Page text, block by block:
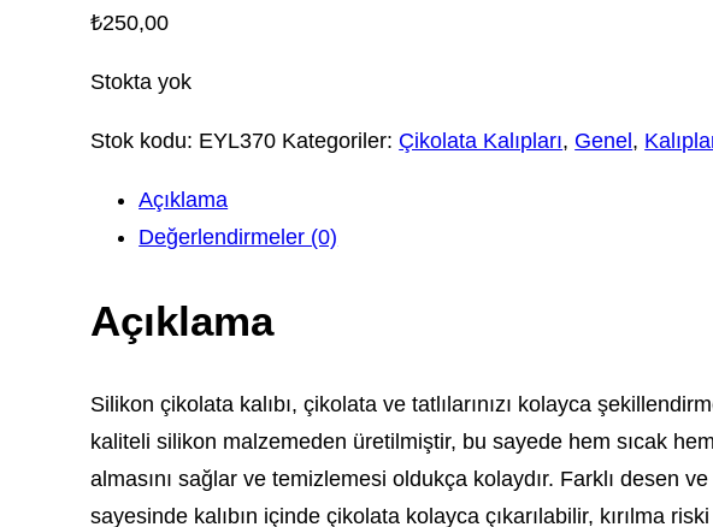
₺250,00
Stokta yok
Stok kodu: EYL370 Kategoriler: Çikolata Kalıpları, Genel,
Açıklama
Değerlendirmeler (0)
Açıklama
Silikon çikolata kalıbı, çikolata ve tatlılarınızı kolayca
kaliteli silikon malzemeden üretilmiştir, bu sayede hem sıcak
almasını sağlar ve temizlemesi oldukça kolaydır. Farklı desen
sayesinde kalıbın içinde çikolata kolayca çıkarılabilir, kırılma